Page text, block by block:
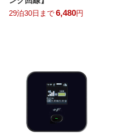
29泊30日まで6,480円